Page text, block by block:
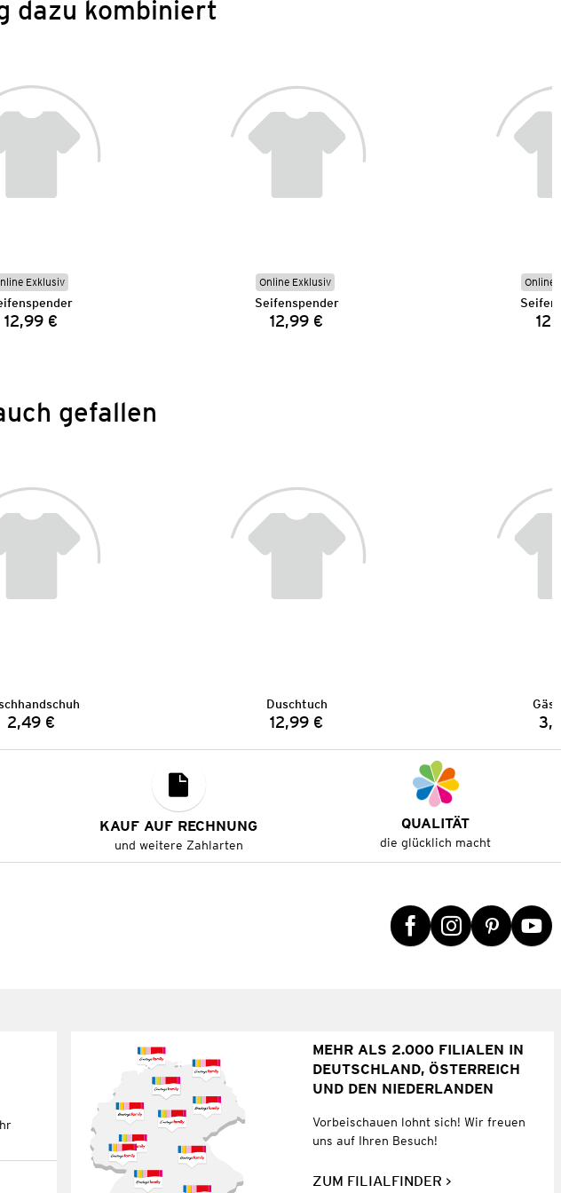
dazu kombiniert
Exklusiv
Preis:
12,99 €
Online Exklusiv
Seifenspender
Preis:
12,99 €
Online
gefallen
Preis:
2,49 €
Duschtuch
Preis:
12,99 €
KAUF AUF RECHNUNG
und weitere Zahlarten
QUALITÄT
die glücklich macht
MEHR ALS 2.000 FILIALEN IN
DEUTSCHLAND, ÖSTERREICH
UND DEN NIEDERLANDEN
Vorbeischauen lohnt sich! Wir freuen
uns auf Ihren Besuch!
ZUM FILIALFINDER